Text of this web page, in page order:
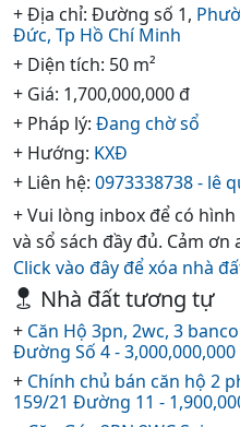
+ Địa chỉ: Đường số 1,
Đức, Tp Hồ Chí Minh
+ Diện tích: 50 m²
+ Giá: 1,700,000,000 đ
+ Pháp lý: Đang chờ sổ
+ Hướng: KXĐ
+ Liên hệ: 0973338738 - lê
+ Vui lòng inbox để có
và sổ sách đầy đủ. Cảm
Click vào đây để xóa nhà
Nhà đất tương tự
+ Căn Hộ 3pn, 2wc, 3
Đường Số 4 - 3,000,000,000
+ Chính chủ bán căn hộ 2
159/21 Đường 11 -